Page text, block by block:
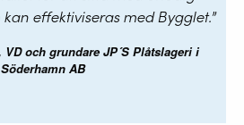
effektiviseras med Bygglet.”
och grundare JP´S Plåtslageri i
Söderhamn AB